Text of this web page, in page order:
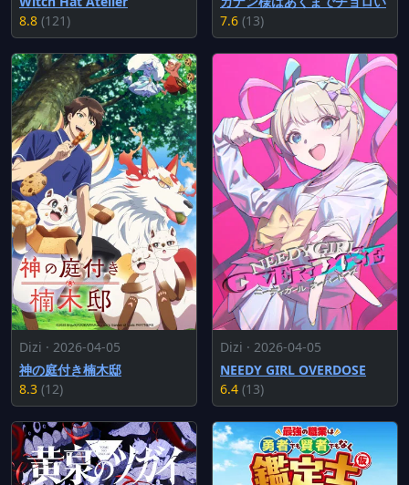
8.8 (121)
7.6 (13)
Dizi · 2026-04-05
神の庭付き楠木邸
8.3 (12)
Dizi · 2026-04-05
NEEDY GIRL OVERDOSE
6.4 (13)